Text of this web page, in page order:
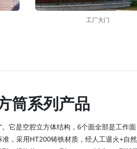
工厂大门
筒系列产品
它是空腔立方体结构，6个面全部是工
，采用HT200铸铁材质，经人工退火+自